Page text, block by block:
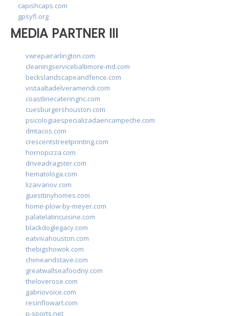
capishcaps.com
gpsyfl.org
MEDIA PARTNER III
vwrepairarlington.com
cleaningservicebaltimore-md.com
beckslandscapeandfence.com
vistaaltadelveramendi.com
coastlinecateringnc.com
cuesburgershouston.com
psicologiaespecializadaencampeche.com
dmtacos.com
crescentstreetprinting.com
hornopizza.com
driveadragster.com
hematologa.com
lizaivanov.com
guesttinyhomes.com
home-plow-by-meyer.com
palatelatincuisine.com
blackdoglegacy.com
eatvivahouston.com
thebigshowok.com
chimeandstave.com
greatwallseafoodny.com
theloverose.com
gabriovoice.com
resinflowart.com
p-sports.net